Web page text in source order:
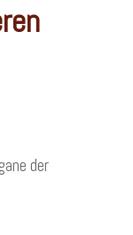
der